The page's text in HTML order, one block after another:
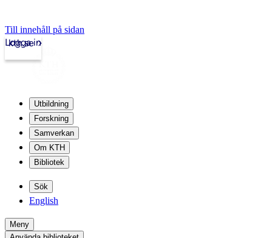
Till innehåll på sidan
kth.se
Logga in
Utbildning
Forskning
Samverkan
Om KTH
Bibliotek
Sök
English
Meny